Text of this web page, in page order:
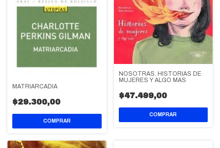
MATRIARCADIA
$29.300,00
NOSOTRAS. HISTORIAS DE
MUJERES Y ALGO MAS
$47.499,00